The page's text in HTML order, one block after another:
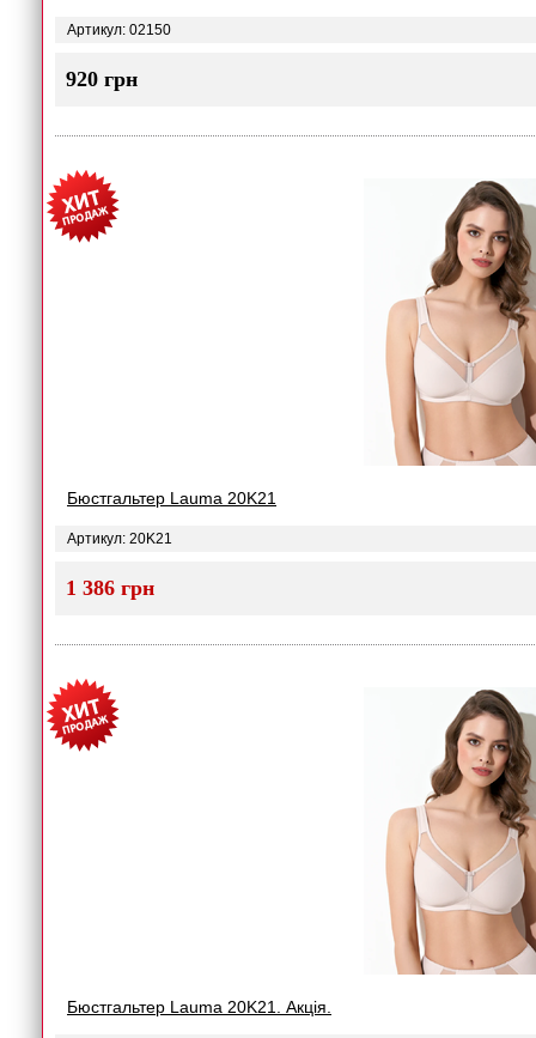
Артикул: 02150
920 грн
Бюстгальтер Lauma 20K21
Артикул: 20K21
1 386 грн
Бюстгальтер Lauma 20K21. Акція.